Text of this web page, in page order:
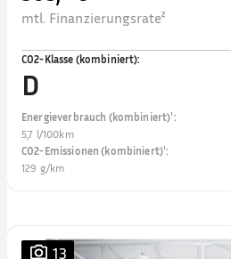
mtl. Finanzierungsrate²
CO2-Klasse (kombiniert):
D
Energieverbrauch (kombiniert)¹:
5,7 l/100km
CO2-Emissionen (kombiniert)¹:
129 g/km
13